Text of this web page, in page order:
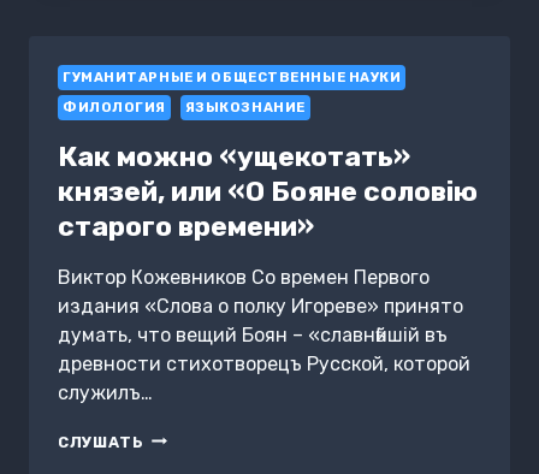
ГУМАНИТАРНЫЕ И ОБЩЕСТВЕННЫЕ НАУКИ
ФИЛОЛОГИЯ
ЯЗЫКОЗНАНИЕ
Как можно «ущекотать»
князей, или «О Бояне соловiю
старого времени»
Виктор Кожевников Со времен Первого
издания «Слова о полку Игореве» принято
думать, что вещий Боян – «славнѣйшiй въ
древности стихотворецъ Русской, которой
служилъ…
СЛУШАТЬ КАК